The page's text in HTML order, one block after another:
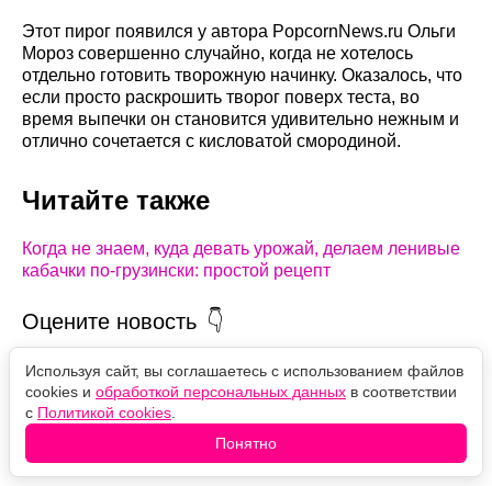
Этот пирог появился у автора PopcornNews.ru Ольги
Мороз совершенно случайно, когда не хотелось
отдельно готовить творожную начинку. Оказалось, что
если просто раскрошить творог поверх теста, во
время выпечки он становится удивительно нежным и
отлично сочетается с кисловатой смородиной.
Читайте также
Когда не знаем, куда девать урожай, делаем ленивые
кабачки по-грузински: простой рецепт
Оцените новость
❤️ 63 🙏 6 😹 5 🙀 6 😿 2
Используя сайт, вы соглашаетесь с использованием файлов
cookies и обработкой персональных данных в соответствии
с Политикой cookies
Понятно